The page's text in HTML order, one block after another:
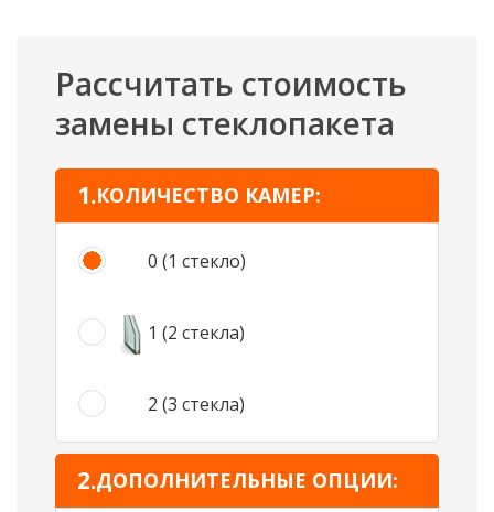
Рассчитать стоимость
замены стеклопакета
КОЛИЧЕСТВО КАМЕР:
0 (1 стекло)
1 (2 стекла)
2 (3 стекла)
ДОПОЛНИТЕЛЬНЫЕ ОПЦИИ: